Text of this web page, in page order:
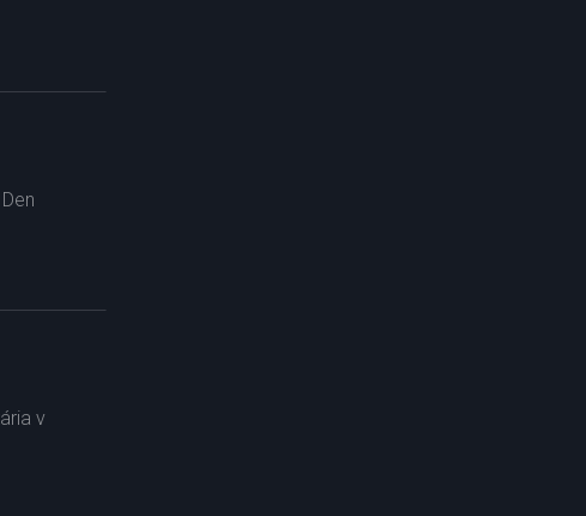
v